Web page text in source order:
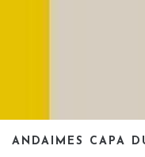
ANDAIMES CAPA